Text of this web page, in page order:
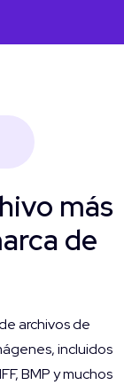
más
de
archivos de
incluidos
BMP y muchos